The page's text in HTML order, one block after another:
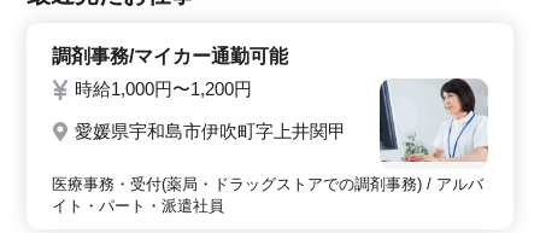
調剤事務/マイカー通勤可能
時給1,000円〜1,200円
愛媛県宇和島市伊吹町字上井関甲
医療事務・受付(薬局・ドラッグストアでの調剤事務) / アルバ
イト・パート・派遣社員